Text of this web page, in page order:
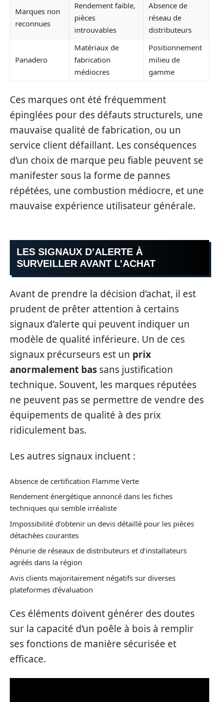
Marques non
reconnues
Rendement faible,
pièces
introuvables
Absence de
réseau de
distributeurs
Panadero
Matériaux de
fabrication
médiocres
Positionnement
milieu de
gamme
Ces marques ont été fréquemment
épinglées pour des défauts structurels, une
mauvaise qualité de fabrication, ou un
service client défaillant. Les conséquences
d’un choix de marque peu fiable peuvent se
manifester sous la forme de pannes
répétées, une combustion médiocre, et une
mauvaise expérience utilisateur générale.
LES SIGNAUX D’ALERTE À
SURVEILLER AVANT L’ACHAT
Avant de prendre la décision d’achat, il est
prudent de prêter attention à certains
signaux d’alerte qui peuvent indiquer un
modèle de qualité inférieure. Un de ces
signaux précurseurs est un prix
anormalement bas sans justification
technique. Souvent, les marques réputées
ne peuvent pas se permettre de vendre des
équipements de qualité à des prix
ridiculement bas.
Les autres signaux incluent :
Absence de certification Flamme Verte
Rendement énergétique annoncé dans les fiches
techniques qui semble irréaliste
Impossibilité d’obtenir un devis détaillé pour les pièces
détachées courantes
Pénurie de réseaux de distributeurs et d’installateurs
agréés dans la région
Avis clients majoritairement négatifs sur diverses
plateformes d’évaluation
Ces éléments doivent générer des doutes
sur la capacité d’un poêle à bois à remplir
ses fonctions de manière sécurisée et
efficace.